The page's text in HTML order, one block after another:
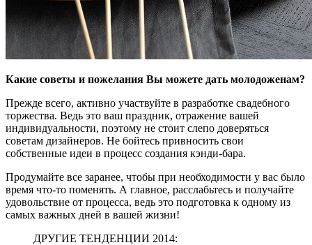
Какие советы и пожелания Вы можете дать молодоженам?
Прежде всего, активно участвуйте в разработке свадебного
торжества. Ведь это ваш праздник, отражение вашей
индивидуальности, поэтому не стоит слепо доверяться
советам дизайнеров. Не бойтесь привносить свои
собственные идеи в процесс создания кэнди-бара.
Продумайте все заранее, чтобы при необходимости у вас было
время что-то поменять. А главное, расслабьтесь и получайте
удовольствие от процесса, ведь это подготовка к одному из
самых важных дней в вашей жизни!
ДРУГИЕ ТЕНДЕНЦИИ 2014: